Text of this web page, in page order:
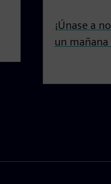
¡Únase a
un